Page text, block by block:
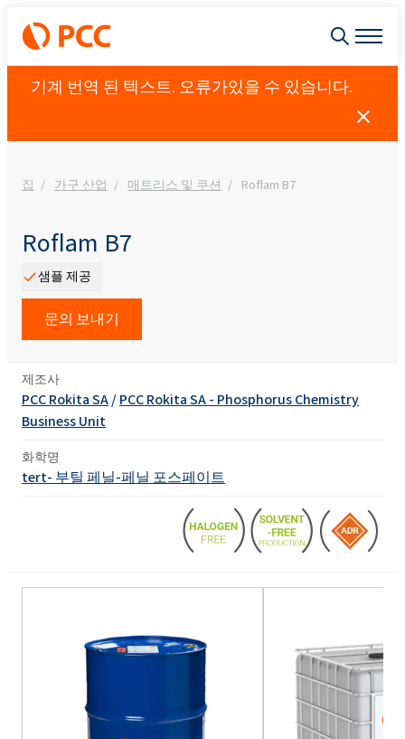
기계 번역 된 텍스트. 오류가있을 수 있습니다.
집 가구 산업 매트리스 및 쿠션 Roflam B7
Roflam B7
샘플 제공
문의 보내기
제조사
PCC Rokita SA/PCC Rokita SA - Phosphorus Chemistry
Business Unit
화학명
tert- 부틸 페닐-페닐 포스페이트